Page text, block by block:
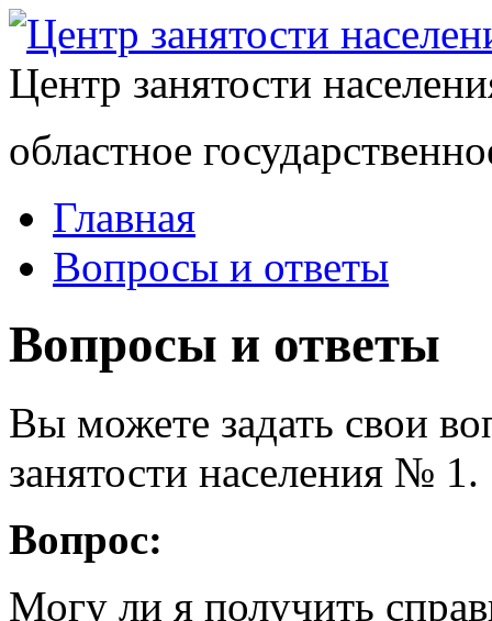
Центр занятости
областное
Главная
Вопросы и ответы
Вопросы и ответы
Вы можете задать свои
занятости населения № 1.
Вопрос:
Могу ли я получить